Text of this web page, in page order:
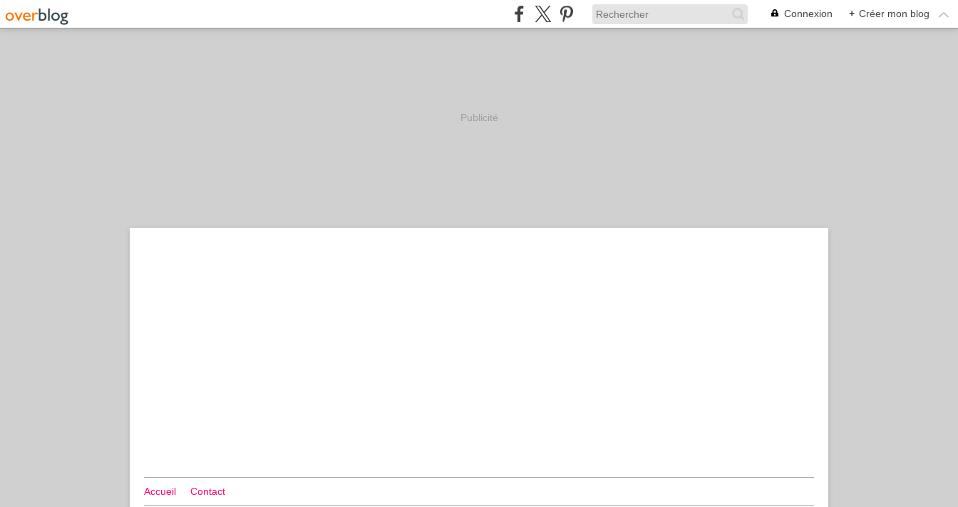
Connexion + Créer mon blog
Publicité
Accueil Contact